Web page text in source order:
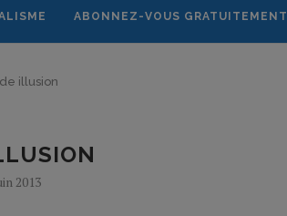
ABONNEZ-VOUS GRATUITEMENT
illusion
2013